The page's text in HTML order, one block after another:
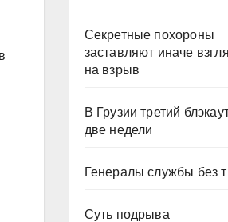
Секретные похороны
заставляют иначе
на взрыв
В Грузии третий
две недели
Генералы службы без
Суть подрыва